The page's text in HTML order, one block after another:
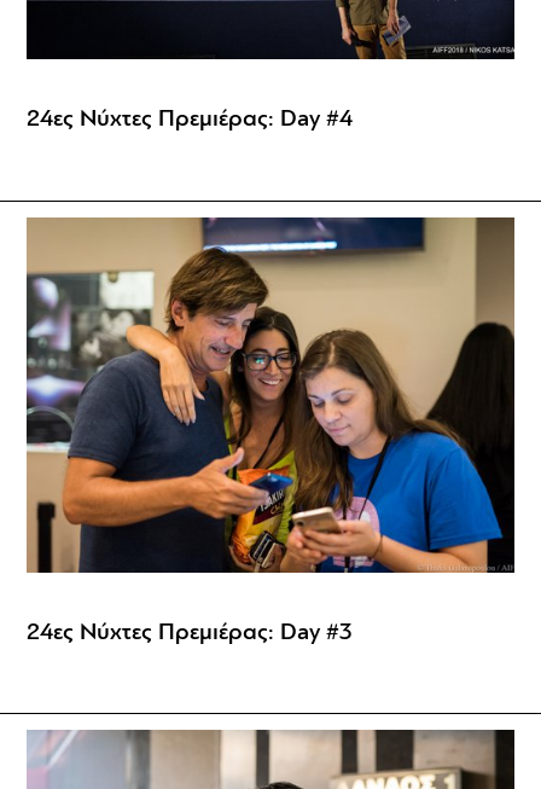
24ες Νύχτες Πρεμιέρας: Day #4
24ες Νύχτες Πρεμιέρας: Day #3